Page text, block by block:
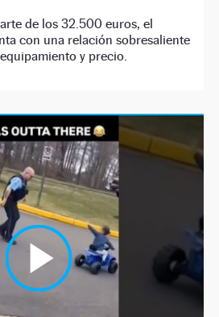
de los 32.500 euros, el
con una relación sobresaliente
y precio.